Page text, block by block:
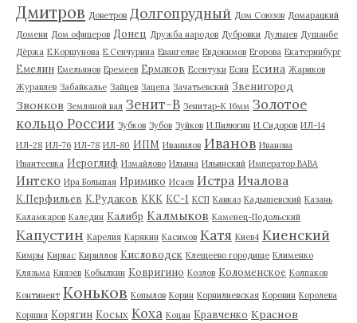
Дмитров Доветров Долгопрудный Дом Союзов Домарацкий
Домени Дом офицеров Донец Дружба народов Дубровки Дульцев Душанбе
Дёржа Е.Коршунова Е.Сенчурина Евангелие Евдокимов Егорова Екатеринбург
Емелин Емельянов Еремеев Ермаков Есентуки Есин Есина Жариков
Журавлев Забайкалье Зайцев Зацепа Зачатьевский Звенигород
Звонков Земляной вал Зенит-В Зенитар-К 16мм Золотое
кольцо России Зубков Зубов Зуйков И.Пилюгин И.Сидоров ИЛ-14
ИЛ-28 ИЛ-76 ИЛ-78 ИЛ-80 ИПМ Иванилов Иванов Иванова
Ивантеевка Иероглиф Измайлово Ильина Ильинский Император ВАВА
Интеко Ира Большая Иримико Исаев Истра Ичалова
К.Перфильев К.Рудаков ККК КС-1 КСП Кавказ Кадышевский Казань
Каламкаров Каледин Калибр Калмыков Каменец-Подольский
Капустин Карелия Карякин Касимов Катя Киев4 Киенский
Кимры Кирвас Кириллов Кисловодск Клещеево городище Клименко
Клязьма Князев Кобылкин Ковригино Козлов Коломенское Колпаков
Континент Коньков Копылов Корин Корнилиевская Коровин Королева
Коршия Корягин Косых Коха Коцан Кравченко Краснов